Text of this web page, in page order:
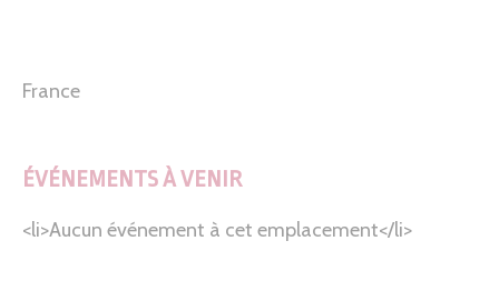
France
ÉVÉNEMENTS À VENIR
<li>Aucun événement à cet emplacement</li>